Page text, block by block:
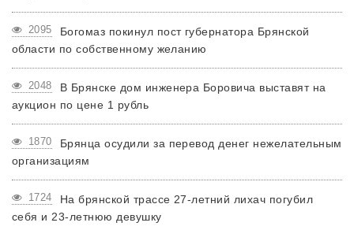
2095
Богомаз покинул пост губернатора Брянской
области по собственному желанию
2048
В Брянске дом инженера Боровича выставят на
аукцион по цене 1 рубль
1870
Брянца осудили за перевод денег нежелательным
организациям
1724
На брянской трассе 27-летний лихач погубил
себя и 23-летнюю девушку